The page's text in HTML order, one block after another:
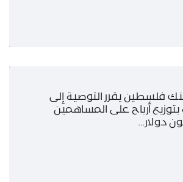
فلسطين يقرر التوصية إلى
بتوزيع أرباح على المساهمين